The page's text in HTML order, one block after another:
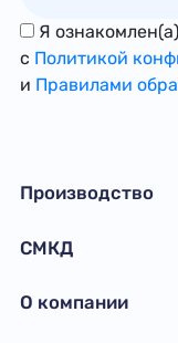
Я
с Политикой
и Правилами
Производство
СМКД
О компании